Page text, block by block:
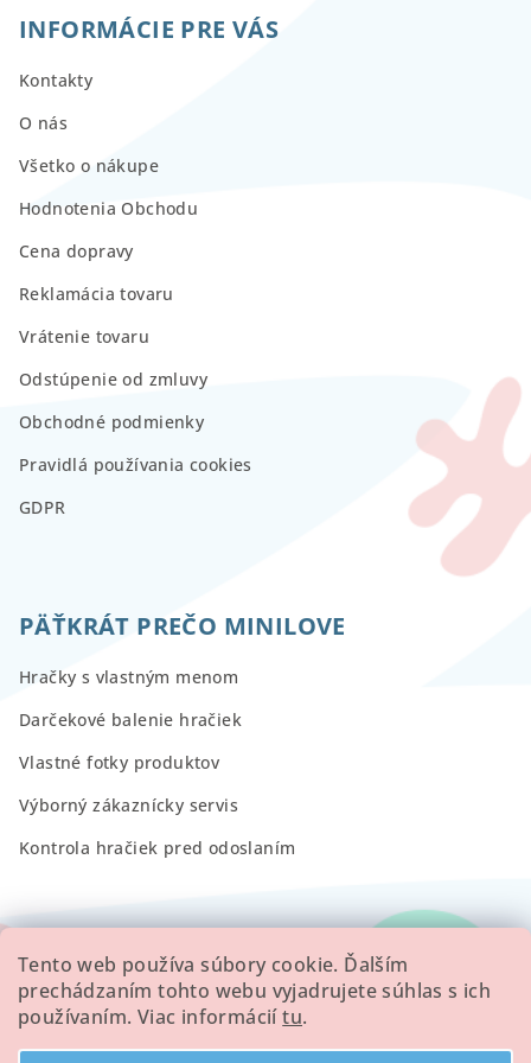
Tento web používa súbory cookie. Ďalším
prechádzaním tohto webu vyjadrujete súhlas s ich
používaním. Viac informáciítu.
INFORMÁCIE PRE VÁS
Kontakty
O nás
Všetko o nákupe
Hodnotenia Obchodu
Cena dopravy
Reklamácia tovaru
Vrátenie tovaru
Odstúpenie od zmluvy
Obchodné podmienky
Pravidlá používania cookies
GDPR
PÄŤKRÁT PREČO MINILOVE
Hračky s vlastným menom
Darčekové balenie hračiek
Vlastné fotky produktov
Výborný zákaznícky servis
Kontrola hračiek pred odoslaním
RECENZIE
Všetky hodnotenie obchodu